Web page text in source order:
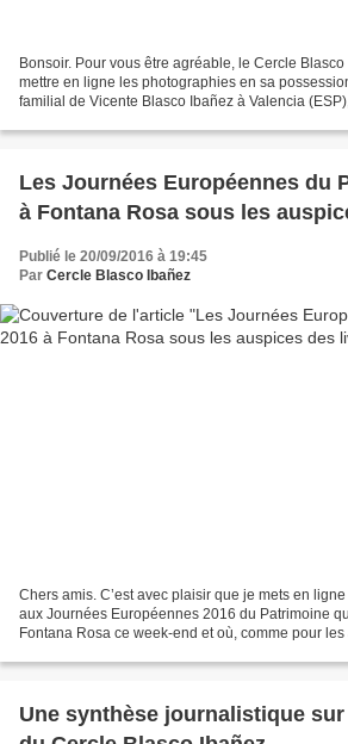
Bonsoir. Pour vous être agréable, le Cercle
mettre en ligne les photographies en sa
familial de Vicente Blasco Ibañez à Valencia
Les Journées Européennes du
à Fontana Rosa sous les
Publié le 20/09/2016 à 19:45
Par Cercle Blasco Ibañez
Chers amis. C’est avec plaisir que je mets en
aux Journées Européennes 2016 du Patrimoine
Fontana Rosa ce week-end et où, comme pour
Une synthèse journalistique sur